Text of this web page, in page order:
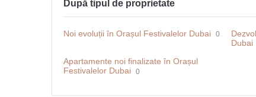
După tipul de proprietate
Noi evoluții în Orașul Festivalelor Dubai 0
Dubai
Apartamente noi finalizate în Orașul
Festivalelor Dubai 0